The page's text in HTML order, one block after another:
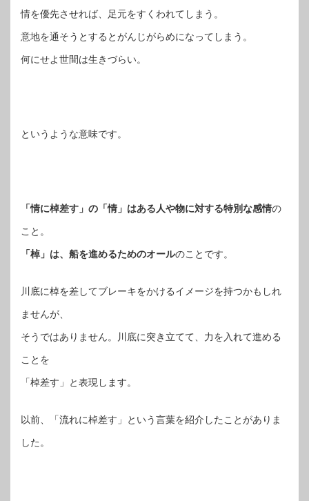
情を優先させれば、足元をすくわれてしまう。
意地を通そうとするとがんじがらめになってしまう。
何にせよ世間は生きづらい。
というような意味です。
「情に棹差す」の「情」はある人や物に対する特別な感情の
こと。
「棹」は、船を進めるためのオールのことです。
川底に棹を差してブレーキをかけるイメージを持つかもしれ
ませんが、
そうではありません。川底に突き立てて、力を入れて進める
ことを
「棹差す」と表現します。
以前、「流れに棹差す」という言葉を紹介したことがありま
した。